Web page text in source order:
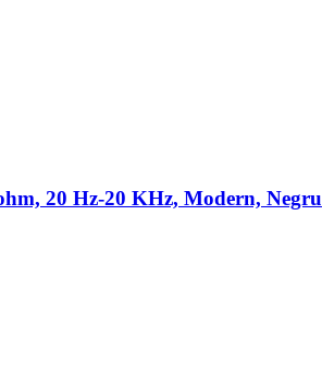
20 Hz-20 KHz, Modern, Negru